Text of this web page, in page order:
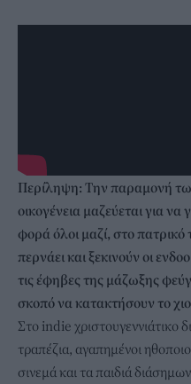
Περίληψη: Την παραμονή
οικογένεια μαζεύεται για να
φορά όλοι μαζί, στο
περνάει και ξεκινούν οι
τις έφηβες της μάζωξης
σκοπό να κατακτήσουν το
Στο indie χριστουγεννιάτικο
τραπέζια, αγαπημένοι
σινεμά και τα παιδιά